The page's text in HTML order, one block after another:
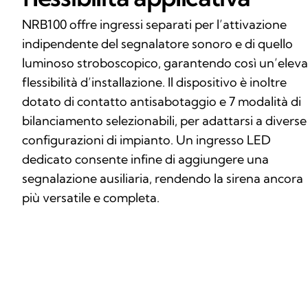
NRB100 offre ingressi separati per l’attivazione
indipendente del segnalatore sonoro e di quello
luminoso stroboscopico, garantendo così
flessibilità d’installazione. Il dispositivo è inoltre
dotato di contatto antisabotaggio e 7 modalità di
bilanciamento selezionabili, per adattarsi a diverse
configurazioni di impianto. Un ingresso LED
dedicato consente infine di aggiungere una
segnalazione ausiliaria, rendendo la sirena ancora
più versatile e completa.